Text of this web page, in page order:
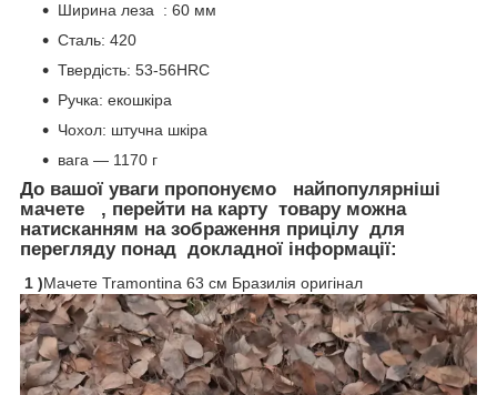
Ширина леза : 60 мм
Сталь: 420
Твердість: 53-56HRC
Ручка: екошкіра
Чохол: штучна шкіра
вага — 1170 г
До вашої уваги пропонуємо найпопулярніші
мачете , перейти на карту товару можна
натисканням на зображення прицілу для
перегляду понад докладної інформації:
1 )Мачете Tramontina 63 см Бразилія оригінал